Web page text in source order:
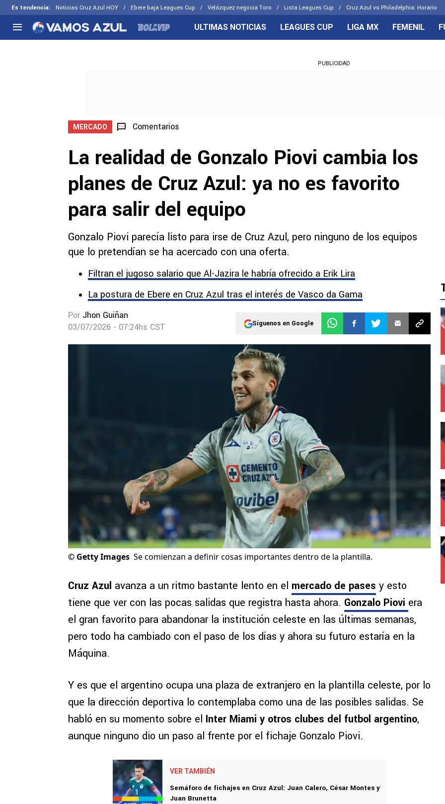
Es tendencia: Noticias Cruz Azul HOY Ebere baja Leagues Cup Velázquez negocia Toro Lista Leagues Cup Cruz Azul vs Philadelphia: Horario
Selección Mexicana
CELESTES
ULTIMAS NOTICIAS LEAGUES CUP LIGA MX FEMENIL
PUBLICIDAD
MERCADO Comentarios
La realidad de Gonzalo Piovi cambia los
planes de Cruz Azul: ya no es favorito
para salir del equipo
Gonzalo Piovi parecía listo para irse de Cruz Azul, pero ninguno de los equipos
que lo pretendían se ha acercado con una oferta.
Filtran el jugoso salario que Al-Jazira le habría ofrecido a Erik Lira
La postura de Ebere en Cruz Azul tras el interés de Vasco da Gama
Por Jhon Guiñan
03/07/2026 - 07:24hs CST
Síguenos en Google
© Getty Images Se comienzan a definir cosas importantes dentro de la plantilla.
Cruz Azul avanza a un ritmo bastante lento en el mercado de pases y esto
tiene que ver con las pocas salidas que registra hasta ahora. Gonzalo Piovi era
el gran favorito para abandonar la institución celeste en las últimas semanas,
pero todo ha cambiado con el paso de los días y ahora su futuro estaría en la
Máquina.
Y es que el argentino ocupa una plaza de extranjero en la plantilla celeste, por lo
que la dirección deportiva lo contemplaba como una de las posibles salidas. Se
habló en su momento sobre el Inter Miami y otros clubes del futbol argentino,
aunque ninguno dio un paso al frente por el fichaje Gonzalo Piovi.
VER TAMBIÉN
Semáforo de fichajes en Cruz Azul: Juan Calero, César Montes y
Juan Brunetta